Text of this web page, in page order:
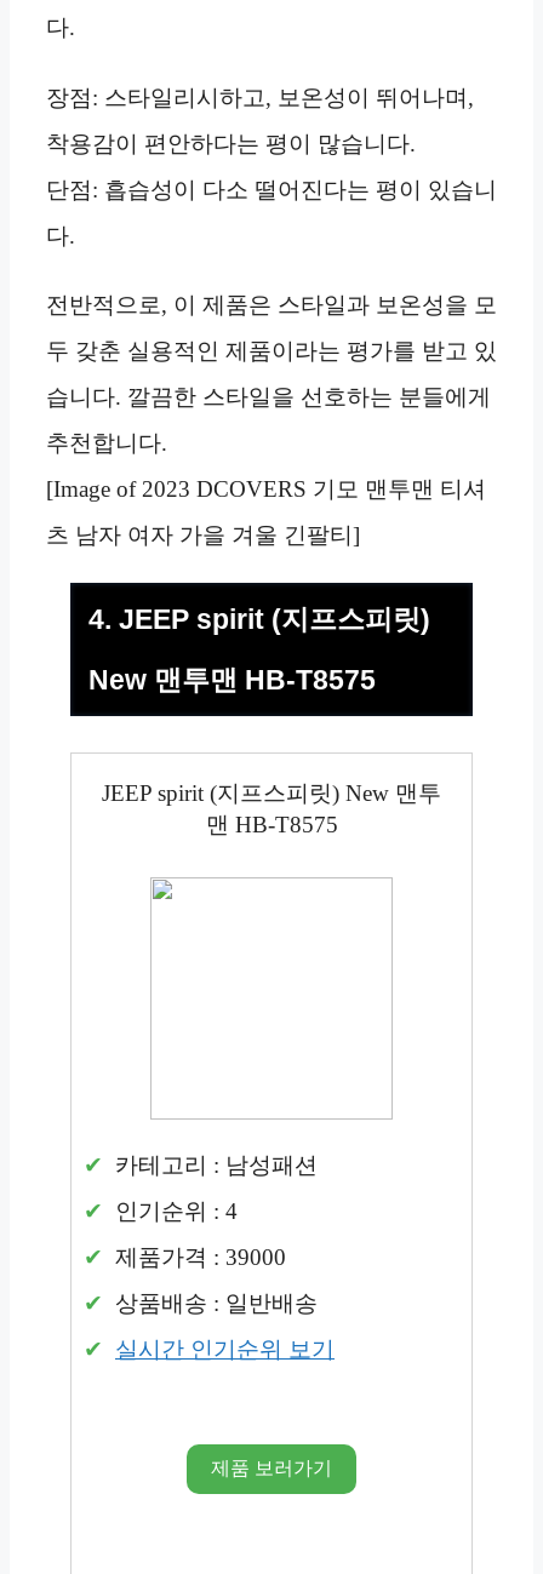
다.
장점: 스타일리시하고, 보온성이 뛰어나며,
착용감이 편안하다는 평이 많습니다.
단점: 흡습성이 다소 떨어진다는 평이 있습니
다.
전반적으로, 이 제품은 스타일과 보온성을 모
두 갖춘 실용적인 제품이라는 평가를 받고 있
습니다. 깔끔한 스타일을 선호하는 분들에게
추천합니다.
[Image of 2023 DCOVERS 기모 맨투맨 티셔
츠 남자 여자 가을 겨울 긴팔티]
4. JEEP spirit (지프스피릿)
New 맨투맨 HB-T8575
JEEP spirit (지프스피릿) New 맨투
맨 HB-T8575
카테고리 : 남성패션
인기순위 : 4
제품가격 : 39000
상품배송 : 일반배송
실시간 인기순위 보기
제품 보러가기